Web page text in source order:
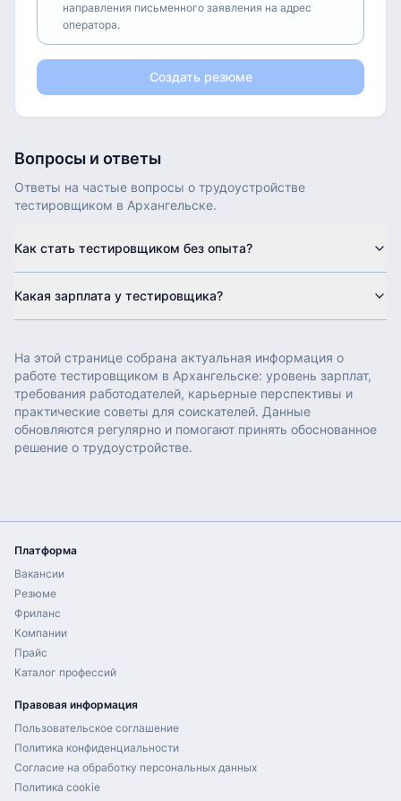
направления письменного заявления на адрес
оператора.
Создать резюме
Вопросы и ответы
Ответы на частые вопросы о трудоустройстве
тестировщиком в Архангельске.
Как стать тестировщиком без опыта?
Какая зарплата у тестировщика?
На этой странице собрана актуальная информация о
работе тестировщиком в Архангельске: уровень зарплат,
требования работодателей, карьерные перспективы и
практические советы для соискателей. Данные
обновляются регулярно и помогают принять обоснованное
решение о трудоустройстве.
Платформа
Вакансии
Резюме
Фриланс
Компании
Прайс
Каталог профессий
Правовая информация
Пользовательское соглашение
Политика конфиденциальности
Согласие на обработку персональных данных
Политика cookie